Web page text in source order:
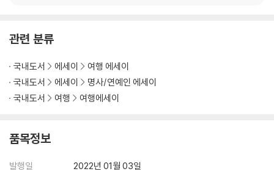
관련 분류
국내도서 에세이
여행 에세이
국내도서
에세이
명사/연예인 에세이
국내도서
여행 여행에세이
품목정보
발행일
2022년 01월 03일